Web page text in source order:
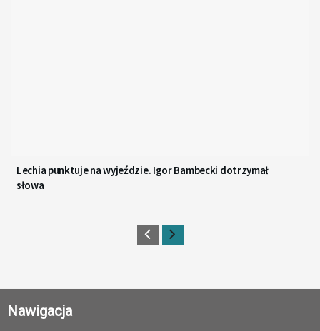
Lechia punktuje na wyjeździe. Igor Bambecki dotrzymał
słowa
Nawigacja